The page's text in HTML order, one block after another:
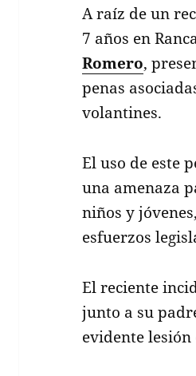
A raíz de un
7 años en
Romero,
penas
volantines.
El uso de este
una amenaza
niños y
esfuerzos
El reciente
junto a su
evidente